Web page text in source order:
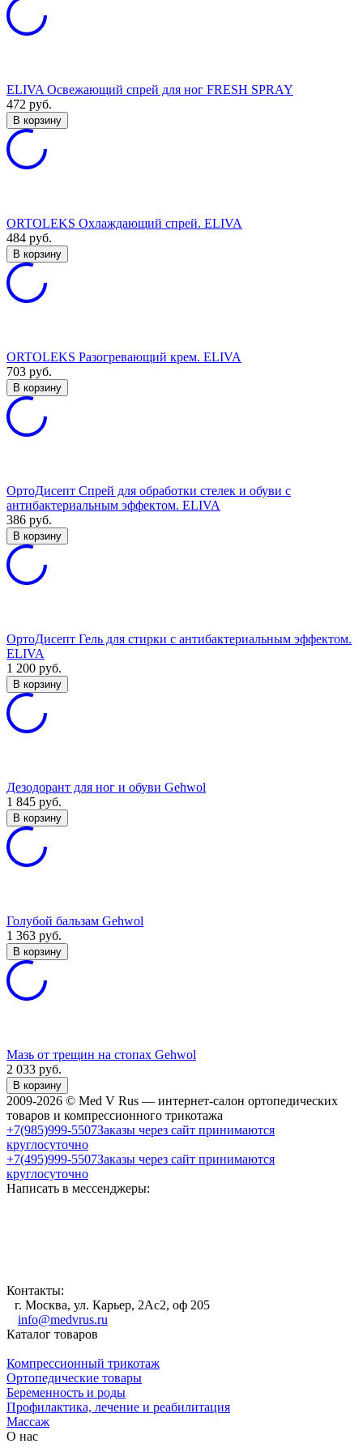
ELIVA Освежающий спрей для ног FRESH SPRAY
472 руб.
В корзину
ORTOLEKS Охлаждающий спрей. ELIVA
484 руб.
В корзину
ORTOLEKS Разогревающий крем. ELIVA
703 руб.
В корзину
ОртоДисепт Спрей для обработки стелек и обуви с
антибактериальным эффектом. ELIVA
386 руб.
В корзину
ОртоДисепт Гель для стирки с антибактериальным эффектом.
ELIVA
1 200 руб.
В корзину
Дезодорант для ног и обуви Gehwol
1 845 руб.
В корзину
Голубой бальзам Gehwol
1 363 руб.
В корзину
Мазь от трещин на стопах Gehwol
2 033 руб.
В корзину
2009-2026 © Med V Rus — интернет-салон ортопедических
товаров и компрессионного трикотажа
+7(985)999-5507Заказы через сайт принимаются
круглосуточно
+7(495)999-5507Заказы через сайт принимаются
круглосуточно
Написать в мессенджеры:
Контакты:
г. Москва, ул. Карьер, 2Ас2, оф 205
info@medvrus.ru
Каталог товаров
Компрессионный трикотаж
Ортопедические товары
Беременность и роды
Профилактика, лечение и реабилитация
Массаж
О нас